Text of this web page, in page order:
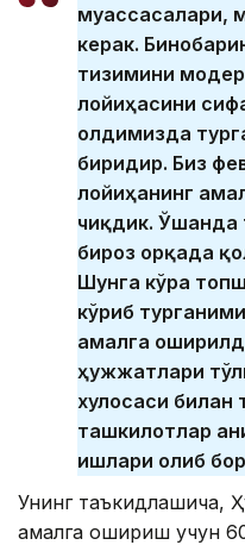
муассасалари,
керак.
тизимини
лойиҳасини
олдимизда
биридир. Биз
лойиҳанинг
чиқдик. Ўшанда
бироз орқада
Шунга кўра
кўриб
амалга
ҳужжатлари
хулосаси билан
ташкилотлар
ишлари олиб
Унинг таъкидлашича,
амалга ошириш учун